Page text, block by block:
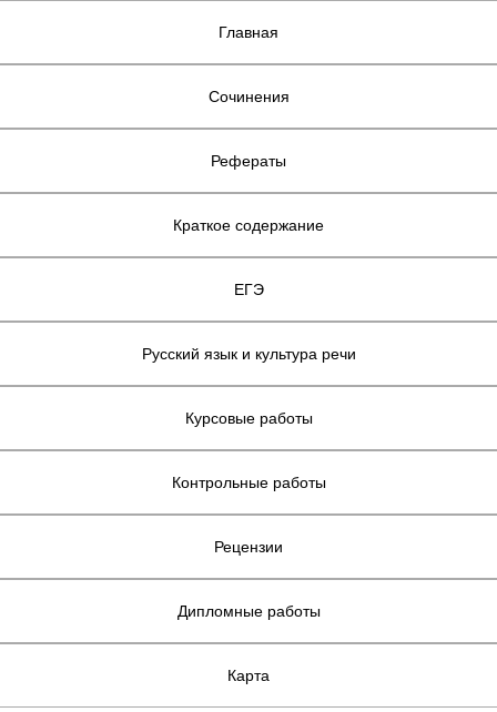
Главная
Сочинения
Рефераты
Краткое содержание
ЕГЭ
Русский язык и культура речи
Курсовые работы
Контрольные работы
Рецензии
Дипломные работы
Карта